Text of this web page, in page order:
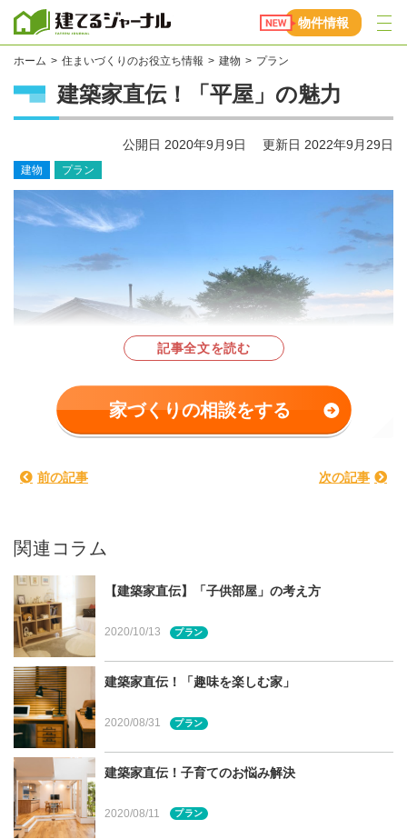
物件情報
ホーム 住まいづくりのお役立ち情報 建物 プラン
建築家直伝！「平屋」の魅力
公開日 2020年9月9日 更新日 2022年9月29日
建物 プラン
宮城県・杜ハウス実例
市の（株）杜設計代表・一級建築士の山本浩平さんにその
魅力や、プラン作りのアイディアについてお聞きしまし
た。
目次（本記事の内容）
「平屋」のメリットは？
ワンフロアで楽々！老後も安心！
階段スペースも必要ないので、より広々！
「平屋」のデメリットは？
コストは2階建てより高め
敷地の特徴を理解してプライバシーにも配慮を
平屋こそ、高い設計力が不可欠に
記事全文を読む
家づくりの相談をする
前の記事 次の記事
関連コラム
【建築家直伝】「子供部屋」の考え方
2020/10/13 プラン
建築家直伝！「趣味を楽しむ家」
2020/08/31 プラン
建築家直伝！子育てのお悩み解決
2020/08/11 プラン